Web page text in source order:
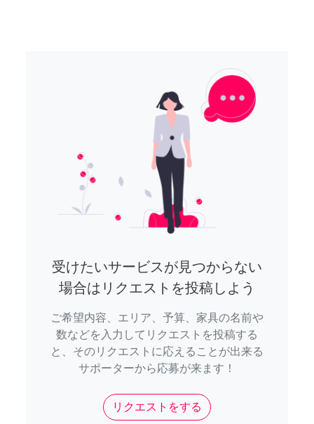
受けたいサービスが見つからない
場合はリクエストを投稿しよう
ご希望内容、エリア、予算、家具の名前や
数などを入力してリクエストを投稿する
と、そのリクエストに応えることが出来る
サポーターから応募が来ます！
リクエストをする